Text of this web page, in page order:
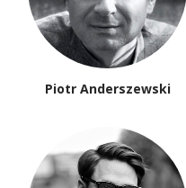
Piotr Anderszewski